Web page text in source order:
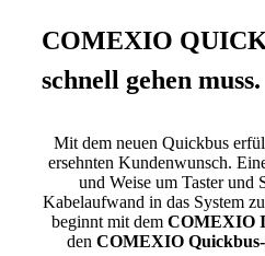
COMEXIO
schnell gehen muss.
Mit dem neuen Quickbus
ersehnten Kundenwunsch.
und Weise um Taster und
Kabelaufwand in das System
beginnt mit dem COMEXIO
den COMEXIO